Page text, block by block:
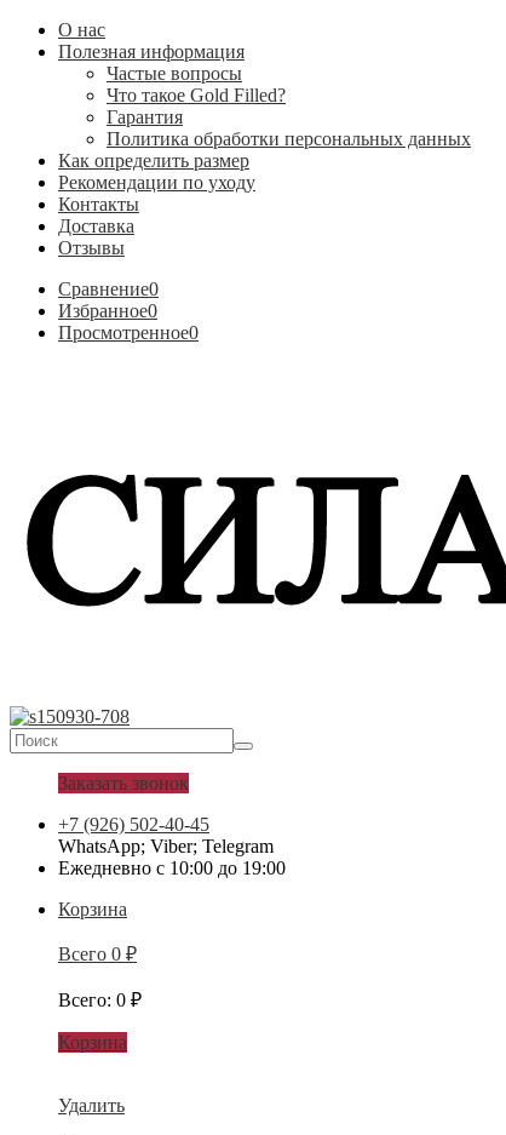
О нас
Полезная информация
Частые вопросы
Что такое Gold Filled?
Гарантия
Политика обработки персональных данных
Как определить размер
Рекомендации по уходу
Контакты
Доставка
Отзывы
Сравнение0
Избранное0
Просмотренное0
Заказать звонок
+7 (926) 502-40-45
WhatsApp; Viber; Telegram
Ежедневно с 10:00 до 19:00
Корзина
Всего 0 ₽
Всего: 0 ₽
Корзина
Удалить